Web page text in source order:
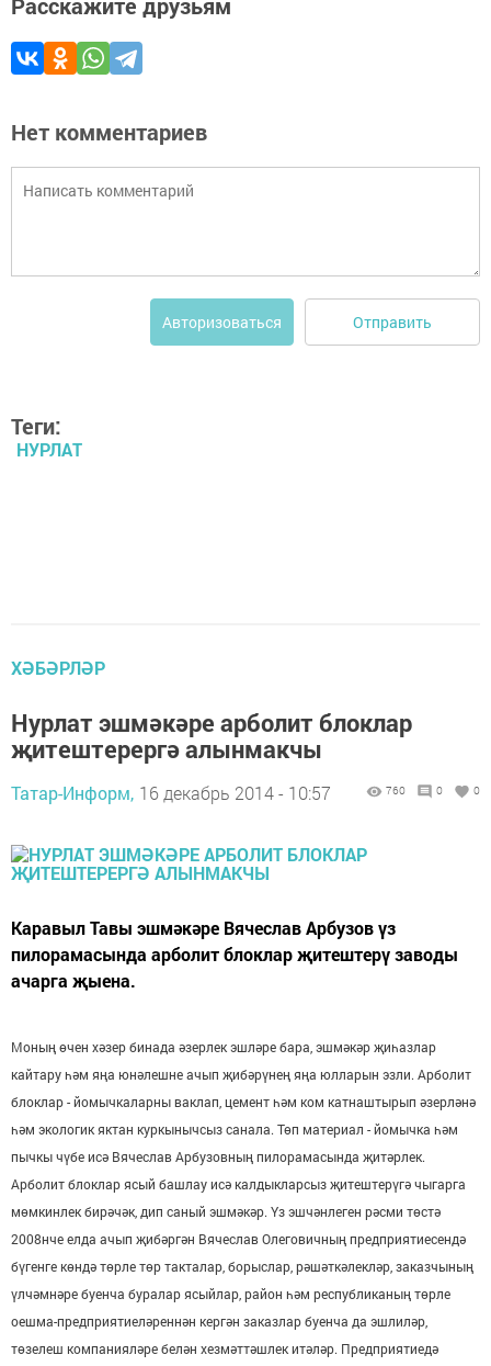
Расскажите друзьям
Нет комментариев
Авторизоваться Отправить
Теги:
НУРЛАТ
ХӘБӘРЛӘР
Нурлат эшмәкәре арболит блоклар
җитештерергә алынмакчы
Татар-Информ, 16 декабрь 2014 - 10:57 760 0 0
Каравыл Тавы эшмәкәре Вячеслав Арбузов үз
пилорамасында арболит блоклар җитештерү заводы
ачарга җыена.
Моның өчен хәзер бинада әзерлек эшләре бара, эшмәкәр җиһазлар
кайтару һәм яңа юнәлешне ачып җибәрүнең яңа юлларын эзли. Арболит
блоклар - йомычкаларны ваклап, цемент һәм ком катнаштырып әзерләнә
һәм экологик яктан куркынычсыз санала. Төп материал - йомычка һәм
пычкы чүбе исә Вячеслав Арбузовның пилорамасында җитәрлек.
Арболит блоклар ясый башлау исә калдыкларсыз җитештерүгә чыгарга
мөмкинлек бирәчәк, дип саный эшмәкәр. Үз эшчәнлеген рәсми төстә
2008нче елда ачып җибәргән Вячеслав Олеговичның предприятиесендә
бүгенге көндә төрле төр такталар, борыслар, рәшәткәлекләр, заказчының
үлчәмнәре буенча буралар ясыйлар, район һәм республиканың төрле
оешма-предприятиеләреннән кергән заказлар буенча да эшлиләр,
төзелеш компанияләре белән хезмәттәшлек итәләр. Предприятиедә